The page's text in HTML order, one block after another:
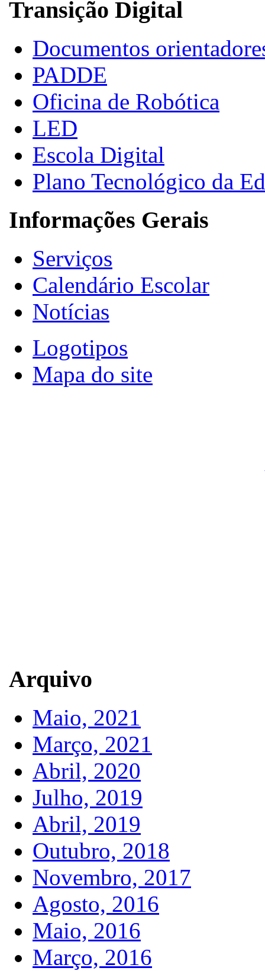
Transição Digital
Documentos
PADDE
Oficina de Robótica
LED
Escola Digital
Plano Tecnológico da
Informações Gerais
Serviços
Calendário Escolar
Notícias
Logotipos
Mapa do site
Arquivo
Maio, 2021
Março, 2021
Abril, 2020
Julho, 2019
Abril, 2019
Outubro, 2018
Novembro, 2017
Agosto, 2016
Maio, 2016
Março, 2016